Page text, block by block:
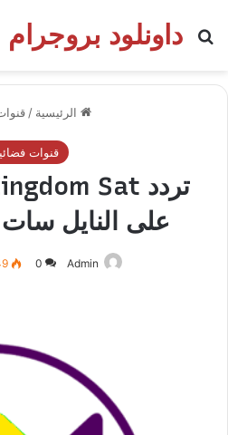
داونلود بروجرام
بحث عن
الرئيسية /
قنوات
على النايل سات
Admin
0